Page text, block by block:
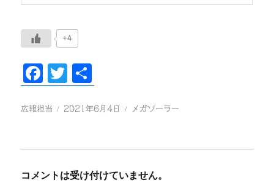
+4
Fa
ce
bo
T
wi
tte
有
投
広報担当
投
2021年6月4日
カ
メガソーラー
コメントは受け付けていません。